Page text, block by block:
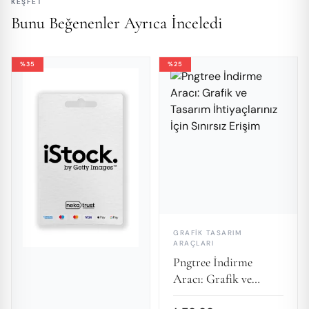
KEŞFET
Bunu Beğenenler Ayrıca İnceledi
%35 %25
GRAFIK TASARIM
ARAÇLARI
Pngtree İndirme
Aracı: Grafik ve